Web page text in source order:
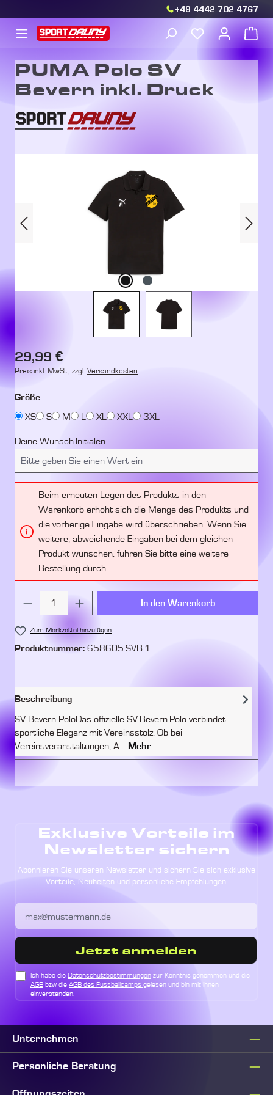
+49 4442 702 4767
Du hast 0
PUMA Polo SV
Bevern inkl. Druck
Regulärer Preis:
29,99 €
Preis inkl. MwSt., zzgl. Versandkosten
Größeauswählen
XS
S M L XL XXL 3XL
Deine Wunsch-Initialen
Beim erneuten Legen des Produkts in den
Warenkorb erhöht sich die Menge des Produkts und
die vorherige Eingabe wird überschrieben. Wenn Sie
weitere, abweichende Eingaben bei dem gleichen
Produkt wünschen, führen Sie bitte eine weitere
Bestellung durch.
Produkt Anzahl: Gib den gewünschten Wert
In den Warenkorb
Zum Merkzettel hinzufügen
Produktnummer: 658605.SVB.1
Beschreibung
SV Bevern PoloDas offizielle SV-Bevern-Polo verbindet
sportliche Eleganz mit Vereinsstolz. Ob bei
Vereinsveranstaltungen, A… Mehr
Exklusive Vorteile im
Newsletter sichern
Abonnieren Sie unseren Newsletter und sichern Sie sich exklusive
Vorteile, Neuheiten und persönliche Empfehlungen.
Jetzt anmelden
Ich habe die Datenschutzbestimmungen zur Kenntnis genommen und die
AGB bzw die AGB des Fussballcamps gelesen und bin mit ihnen
einverstanden.
Unternehmen
Persönliche Beratung